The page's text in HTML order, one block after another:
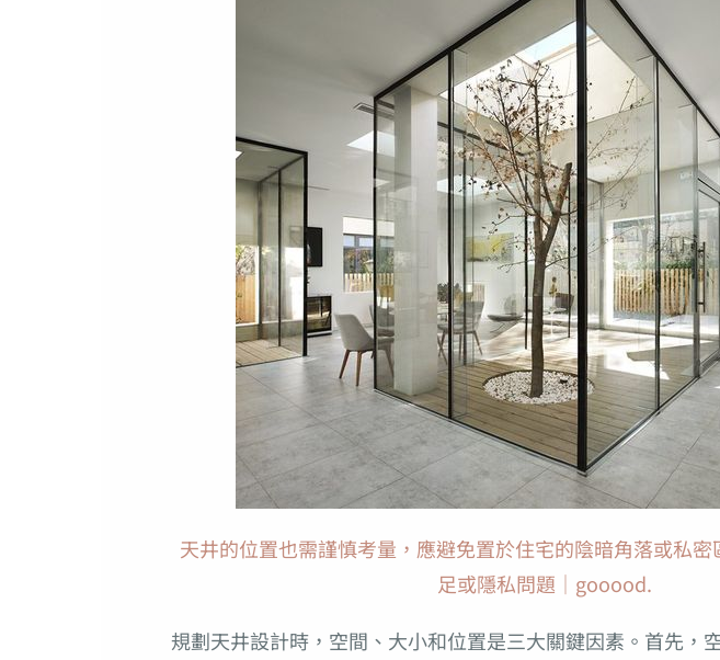
天井的位置也需謹慎考量，應避免置於住宅的陰暗角落或私
足或隱私問題｜gooood.
規劃天井設計時，空間、大小和位置是三大關鍵因素。首先，